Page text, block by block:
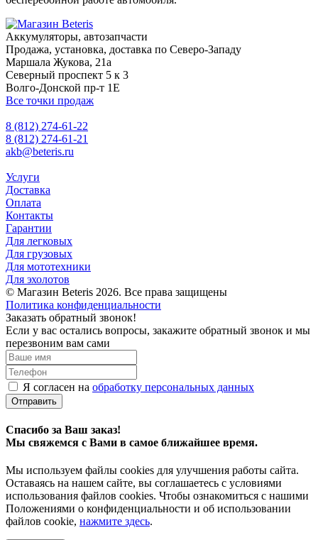
Аккумуляторы, автозапчасти
Продажа, установка, доставка по Северо-Западу
Маршала Жукова, 21а
Северный проспект 5 к 3
Волго-Донской пр-т 1Е
Все точки продаж
8 (812) 274-61-22
8 (812) 274-61-21
akb@beteris.ru
Услуги
Доставка
Оплата
Контакты
Гарантии
Для легковых
Для грузовых
Для мототехники
Для эхолотов
© Магазин Beteris 2026. Все права защищены
Политика конфиденциальности
Заказать обратный звонок!
Если у вас остались вопросы, закажите обратный звонок и мы
перезвоним вам сами
Я согласен на обработку персональных данных
Отправить
Спасибо за Ваш заказ!
Мы свяжемся с Вами в самое ближайшее время.
Мы используем файлы cookies для улучшения работы сайта.
Оставаясь на нашем сайте, вы соглашаетесь с условиями
использования файлов cookies. Чтобы ознакомиться с нашими
Положениями о конфиденциальности и об использовании
файлов cookie, нажмите здесь.